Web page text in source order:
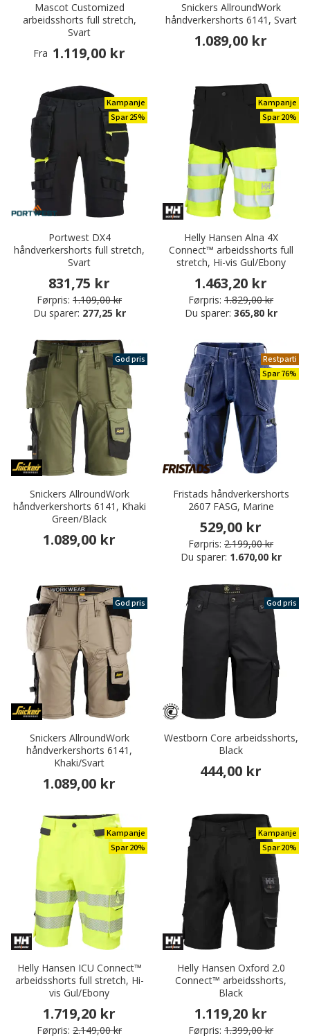
Mascot Customized
arbeidsshorts full stretch,
Svart
Fra 1.119,00 kr
Snickers AllroundWork
håndverkershorts 6141, Svart
1.089,00 kr
Kampanje
Spar 25%
Portwest DX4
håndverkershorts full stretch,
Svart
831,75 kr
Førpris: 1.109,00 kr
Du sparer: 277,25 kr
Kampanje
Spar 20%
Helly Hansen Alna 4X
Connect™ arbeidsshorts full
stretch, Hi-vis Gul/Ebony
1.463,20 kr
Førpris: 1.829,00 kr
Du sparer: 365,80 kr
God pris
Snickers AllroundWork
håndverkershorts 6141, Khaki
Green/Black
1.089,00 kr
Restparti
Spar 76%
Fristads håndverkershorts
2607 FASG, Marine
529,00 kr
Førpris: 2.199,00 kr
Du sparer: 1.670,00 kr
God pris
Snickers AllroundWork
håndverkershorts 6141,
Khaki/Svart
1.089,00 kr
God pris
Westborn Core arbeidsshorts,
Black
444,00 kr
Kampanje
Spar 20%
Helly Hansen ICU Connect™
arbeidsshorts full stretch, Hi-
vis Gul/Ebony
1.719,20 kr
Førpris: 2.149,00 kr
Kampanje
Spar 20%
Helly Hansen Oxford 2.0
Connect™ arbeidsshorts,
Black
1.119,20 kr
Førpris: 1.399,00 kr